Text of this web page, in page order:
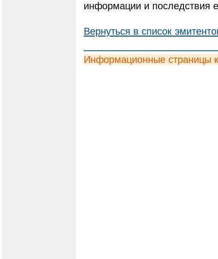
информации и последствия
Вернуться в список
Информационные страницы